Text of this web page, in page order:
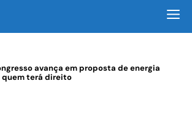
avança em proposta de energia
terá direito